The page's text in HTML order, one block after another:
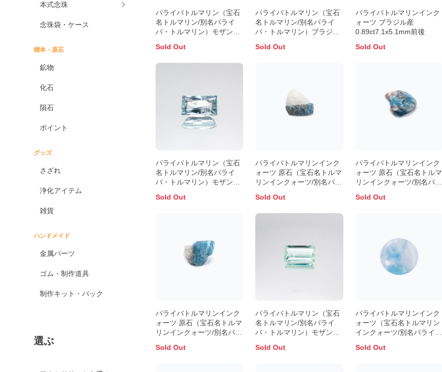
本式念珠
念珠袋・ケース
標本・原石
鉱物
化石
隕石
ポイント
グッズ
さざれ
浄化アイテム
雑貨
ハンドメイド
金属パーツ
ゴム・制作道具
制作キット・パック
選ぶ
パライバトルマリン（宝石
名トルマリン/別名パライ
バ・トルマリン）モザンビ
7.7x5.8mm前後
Sold Out
パライバトルマリン（宝石
名トルマリン/別名パライ
バ・トルマリン）ブラジ
別済3.8x3.0mm前後
Sold Out
パライバトルマリンインク
ォーツ ブラジル産
0.89ct7.1x5.1mm前後
Sold Out
パライバトルマリン（宝石
名トルマリン/別名パライ
バ・トルマリン）モザンビ
6.2x3.4mm前後
Sold Out
パライバトルマリンインク
ォーツ 原石（宝石名トルマ
リンインクォーツ/別名パラ
ーツ）ブラジル・パライバ
Sold Out
パライバトルマリンインク
ォーツ 原石（宝石名トルマ
リンインクォーツ/別名パラ
ーツ）ブラジル・パライバ
Sold Out
パライバトルマリンインク
ォーツ 原石（宝石名トルマ
リンインクォーツ/別名パラ
ーツ）ブラジル・パライバ
Sold Out
パライバトルマリン（宝石
名トルマリン/別名パライ
バ・トルマリン）モザンビ
8.2x4.9mm前後
Sold Out
パライバトルマリンインク
ォーツ（宝石名トルマリン
インクォーツ/別名パライ
ツ） ブラジル産 1.046ct
Sold Out